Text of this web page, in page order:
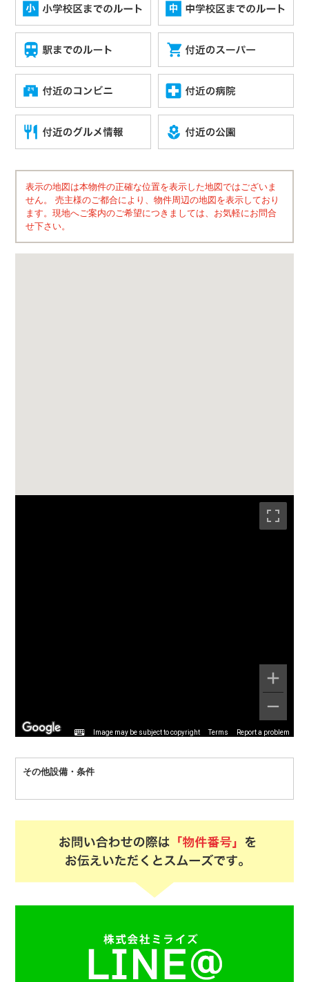
表示の地図は本物件の正確な位置を表示した地図ではございま
せん。 売主様のご都合により、物件周辺の地図を表示しており
ます。現地へご案内のご希望につきましては、お気軽にお問合
せ下さい。
Image may be subject to copyright Terms Report a problem
その他設備・条件